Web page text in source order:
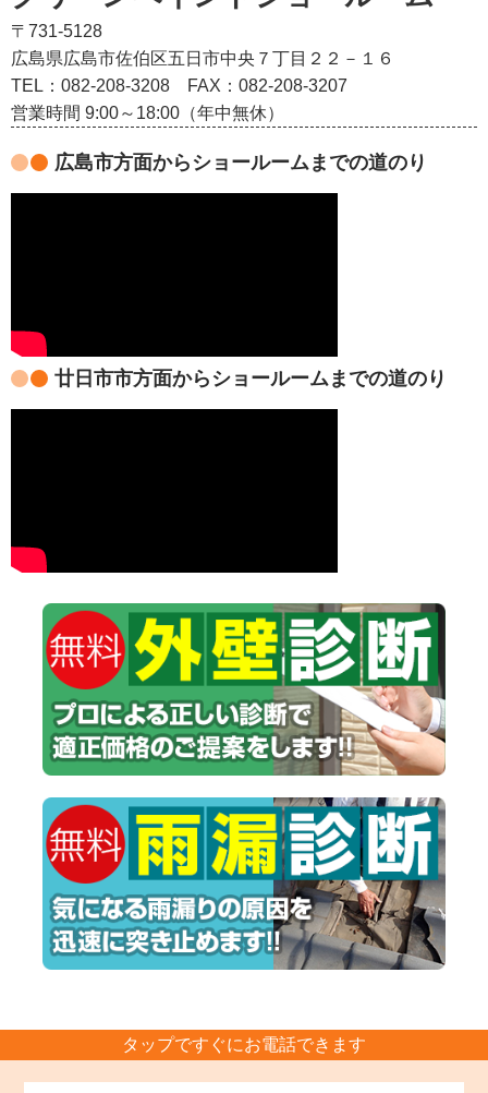
〒731-5128
広島県広島市佐伯区五日市中央７丁目２２－１６
TEL：082‐208‐3208
FAX：082-208-3207
営業時間 9:00～18:00（年中無休）
広島市方面からショールームまでの道のり
廿日市市方面からショールームまでの道のり
タップですぐにお電話できます